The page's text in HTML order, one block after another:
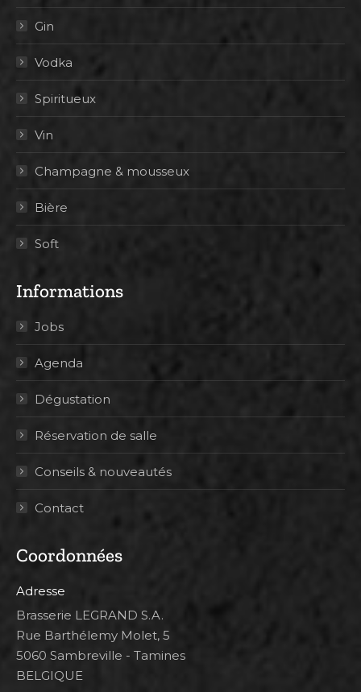
Gin
Vodka
Spiritueux
Vin
Champagne & mousseux
Bière
Soft
Informations
Jobs
Agenda
Dégustation
Réservation de salle
Conseils & nouveautés
Contact
Coordonnées
Adresse
Brasserie LEGRAND S.A.
Rue Barthélemy Molet, 5
5060 Sambreville - Tamines
BELGIQUE